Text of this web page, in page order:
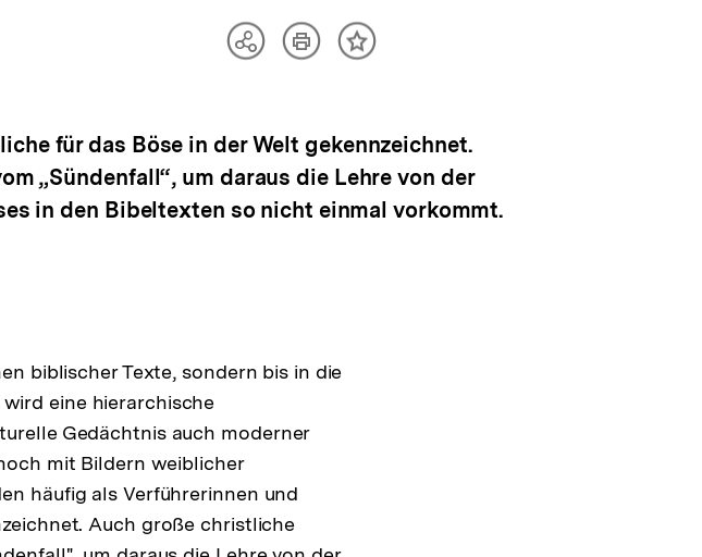
TeilenArtikelInhalt
für das Böse in der Welt gekennzeichnet.
„Sündenfall“, um daraus die Lehre von der
in den Bibeltexten so nicht einmal vorkommt.
biblischer Texte, sondern bis in die
eine hierarchische
Gedächtnis auch moderner
mit Bildern weiblicher
häufig als Verführerinnen und
Auch große christliche